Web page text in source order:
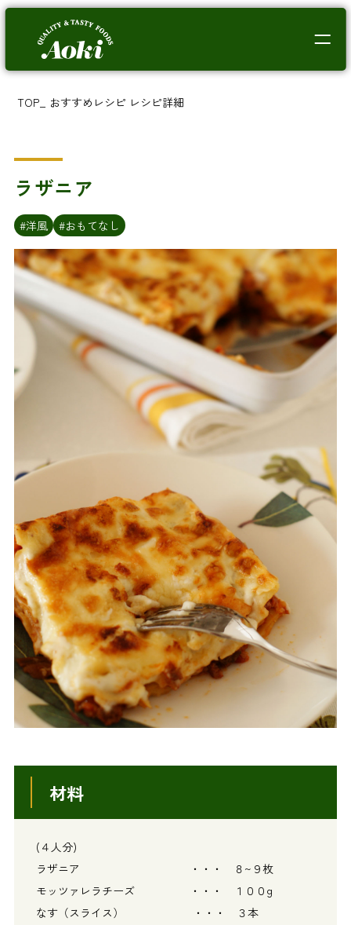
TOP おすすめレシピ レシピ詳細
ラザニア
#洋風 #おもてなし
材料
(４人分)
ラザニア ・・・ ８~９枚
モッツァレラチーズ ・・・ １００g
なす（スライス） ・・・ ３本